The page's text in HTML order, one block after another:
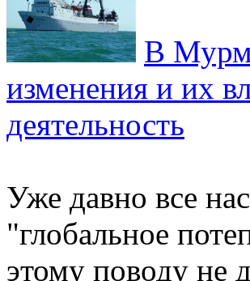
В
изменения и их
деятельность
Уже давно все
"глобальное
этому поводу не